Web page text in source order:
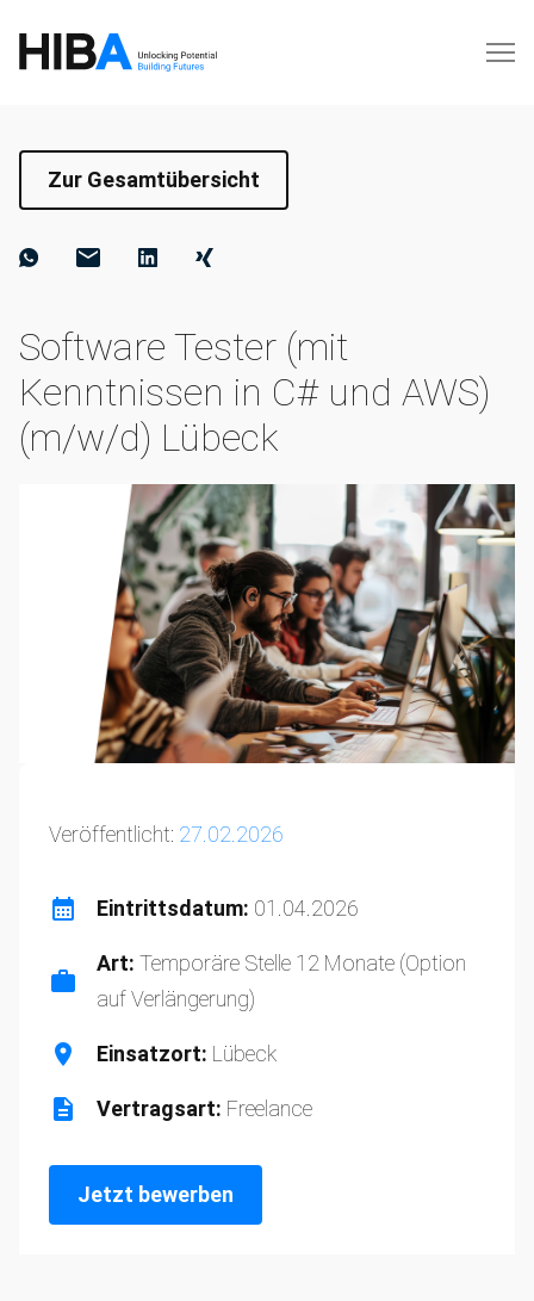
Zur Gesamtübersicht
Software Tester (mit
Kenntnissen in C# und AWS)
(m/w/d) Lübeck
Veröffentlicht: 27.02.2026
Eintrittsdatum: 01.04.2026
Art: Temporäre Stelle 12 Monate (Option
auf Verlängerung)
Einsatzort: Lübeck
Vertragsart: Freelance
Jetzt bewerben